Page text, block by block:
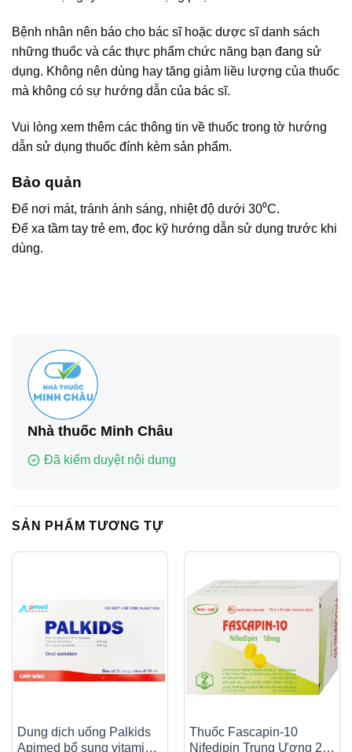
Bệnh nhân nên báo cho bác sĩ hoặc dược sĩ danh sách
những thuốc và các thực phẩm chức năng bạn đang sử
dụng. Không nên dùng hay tăng giảm liều lượng của thuốc
mà không có sự hướng dẫn của bác sĩ.
Vui lòng xem thêm các thông tin về thuốc trong tờ hướng
dẫn sử dụng thuốc đính kèm sản phẩm.
Bảo quản
Để nơi mát, tránh ánh sáng, nhiệt độ dưới 30⁰C.
Để xa tầm tay trẻ em, đọc kỹ hướng dẫn sử dụng trước khi
dùng.
Nhà thuốc Minh Châu
Đã kiểm duyệt nội dung
SẢN PHẨM TƯƠNG TỰ
Dung dịch uống Palkids
Apimed bổ sung vitamin,
Thuốc Fascapin-10
Nifedipin Trung Ương 2